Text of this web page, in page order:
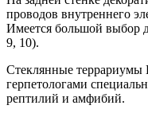
проводов внутреннего
Имеется большой выбор
9, 10).
Стеклянные террариумы
герпетологами
рептилий и амфибий.